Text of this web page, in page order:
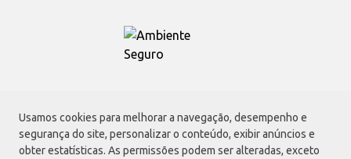
Usamos cookies para melhorar a navegação, desempenho e
segurança do site, personalizar o conteúdo, exibir anúncios e
obter estatísticas. As permissões podem ser alteradas, exceto
Atacadão S.A.
Avenida Morvan Dias de Figueiredo, 6169, Vila Maria, São Paulo - SP | CEP
02170-901 | CNPJ: 75.315.333/0001-09